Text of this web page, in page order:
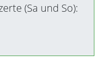
(Sa und So):